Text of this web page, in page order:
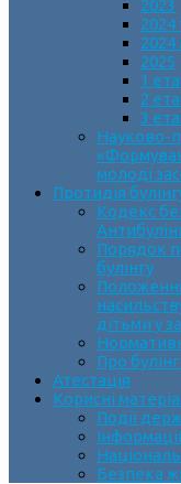
2023
2024
2024
2025
1
2
3
Науково-
молоді
Протидія
Кодекс
Порядок
булінгу
дітьми у
Про
Атестація
Корисні
Події
Безпека